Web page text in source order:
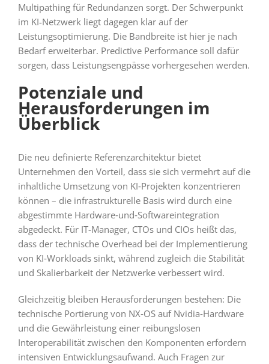
Multipathing für Redundanzen sorgt. Der Schwerpunkt
im KI-Netzwerk liegt dagegen klar auf der
Leistungsoptimierung. Die Bandbreite ist hier je nach
Bedarf erweiterbar. Predictive Performance soll dafür
sorgen, dass Leistungsengpässe vorhergesehen werden.
Potenziale und
Herausforderungen im
Überblick
Die neu definierte Referenzarchitektur bietet
Unternehmen den Vorteil, dass sie sich vermehrt auf die
inhaltliche Umsetzung von KI‑Projekten konzentrieren
können – die infrastrukturelle Basis wird durch eine
abgestimmte Hardware‑und‑Softwareintegration
abgedeckt. Für IT-Manager, CTOs und CIOs heißt das,
dass der technische Overhead bei der Implementierung
von KI‑Workloads sinkt, während zugleich die Stabilität
und Skalierbarkeit der Netzwerke verbessert wird.
Gleichzeitig bleiben Herausforderungen bestehen: Die
technische Portierung von NX‑OS auf Nvidia‑Hardware
und die Gewährleistung einer reibungslosen
Interoperabilität zwischen den Komponenten erfordern
intensiven Entwicklungsaufwand. Auch Fragen zur